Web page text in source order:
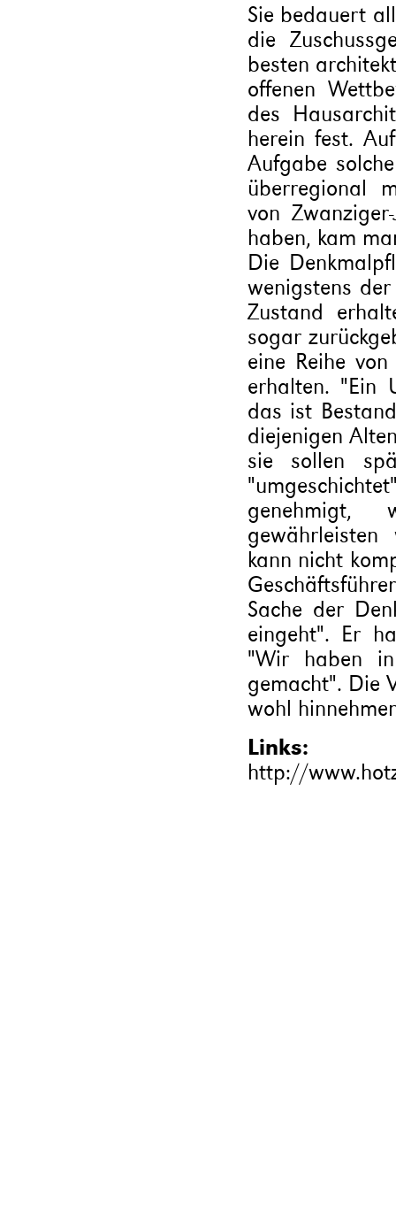
Sie bedauert
die
besten
offenen
des
herein fest.
Aufgabe
überregional
von
haben, kam
Die
wenigstens
Zustand
sogar
eine Reihe
erhalten. "Ein
das ist
diejenigen
sie sollen
genehmigt,
kann nicht
Sache der
eingeht". Er
"Wir haben
gemacht". Die
wohl
Links:
http://